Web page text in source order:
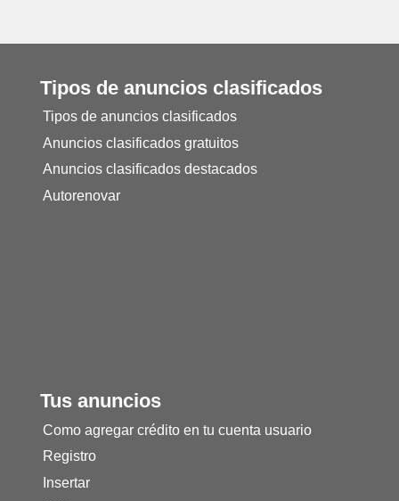
Tipos de anuncios clasificados
Tipos de anuncios clasificados
Anuncios clasificados gratuitos
Anuncios clasificados destacados
Autorenovar
Tus anuncios
Como agregar crédito en tu cuenta usuario
Registro
Insertar